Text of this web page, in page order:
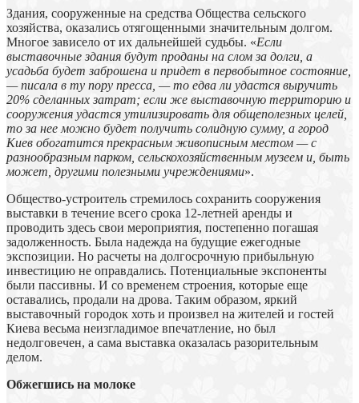
Здания, сооруженные на средства Общества сельского
хозяйства, оказались отягощенными значительным долгом.
Многое зависело от их дальнейшей судьбы. «Если
выставочные здания будут проданы на слом за долги, а
усадьба будет заброшена и придет в первобытное состояние,
— писала в ту пору пресса, — то едва ли удастся выручить
20% сделанных затрат; если же выставочную территорию и
сооружения удастся утилизировать для общеполезных целей,
то за нее можно будет получить солидную сумму, а город
Киев обогатится прекрасным живописным местом — с
разнообразным парком, сельскохозяйственным музеем и, быть
может, другими полезными учреждениями».
Общество-устроитель стремилось сохранить сооружения
выставки в течение всего срока 12-летней аренды и
проводить здесь свои мероприятия, постепенно погашая
задолженность. Была надежда на будущие ежегодные
экспозиции. Но расчеты на долгосрочную прибыльную
инвестицию не оправдались. Потенциальные экспоненты
были пассивны. И со временем строения, которые еще
оставались, продали на дрова. Таким образом, яркий
выставочный городок хоть и произвел на жителей и гостей
Киева весьма неизгладимое впечатление, но был
недолговечен, а сама выставка оказалась разорительным
делом.
Обжегшись на молоке